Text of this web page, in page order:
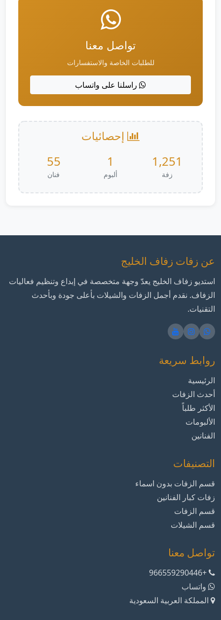
تواصل معنا
للطلبات الخاصة والاستفسارات
راسلنا على واتساب
إحصائيات
1,251
زفة
1
ألبوم
55
فنان
عن زفات زفاف الخليج
استديو زفاف الخليج يعدّ وجهة متخصصة في إبداع وتنظيم فعاليات
الزفاف. نقدم أجمل الزفات والشيلات بأعلى جودة وبأحدث
التقنيات.
روابط سريعة
الرئيسية
أحدث الزفات
الأكثر طلباً
الألبومات
الفنانين
التصنيفات
قسم الزفات بدون اسماء
زفات كبار الفنانين
قسم الزفات
قسم الشيلات
تواصل معنا
+966559290446
واتساب
المملكة العربية السعودية